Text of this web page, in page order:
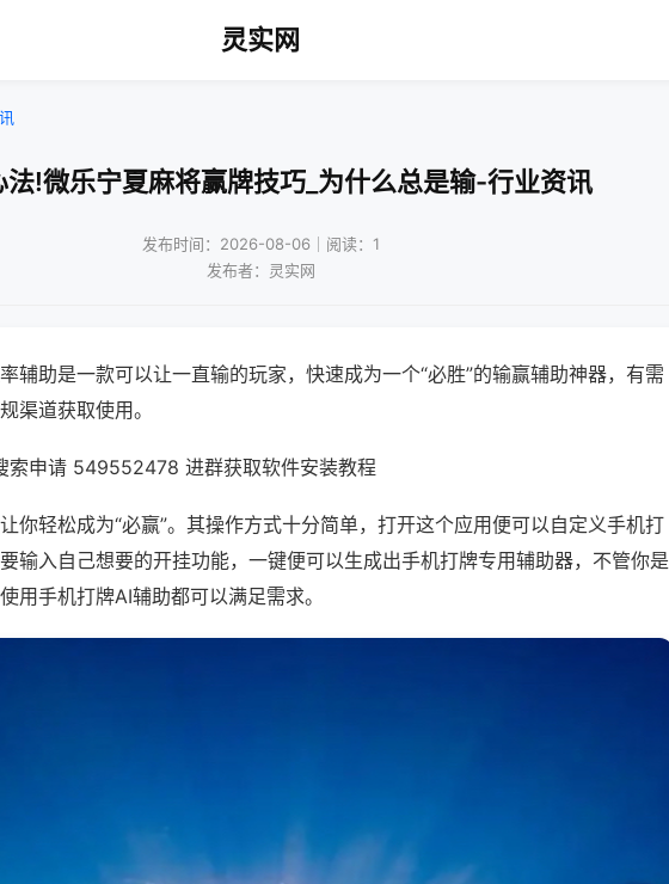
灵实网
法!微乐宁夏麻将赢牌技巧_为什么总是输-行业资讯
发布时间：2026-08-06｜阅读：1
发布者：灵实网
辅助是一款可以让一直输的玩家，快速成为一个“必胜”的输赢辅助神器，有需
渠道获取使用。
索申请 549552478 进群获取软件安装教程
你轻松成为“必赢”。其操作方式十分简单，打开这个应用便可以自定义手机打
输入自己想要的开挂功能，一键便可以生成出手机打牌专用辅助器，不管你是
用手机打牌AI辅助都可以满足需求。